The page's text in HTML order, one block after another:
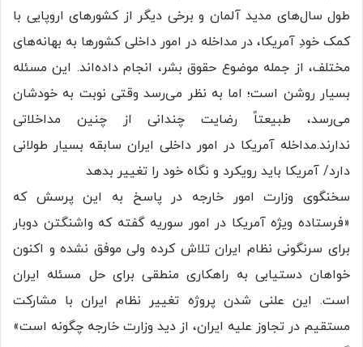
طول سال‌های مدید آلمان و برخی دیگر از کشورهای اروپایی با
کمک خودِ آمریکا، در مداخله در امور داخلی کشورها به بهانه‌های
مختلف، از جمله موضوع حقوق بشر، انجام داده‌اند. این مسئله
بسیار روشن است؛ اما به نظر می‌رسد وقتی نوبت به خودشان
می‌رسد، طبیعتاً رضایت چندانی از چنین مداخلاتی
ندارند.مداخله آمریکا در امور داخلی ایران سابقه بسیار طولانی
دارد/ آمریکا باید رویکرد و نگاه خود را تغییر بدهد
سخنگوی وزارت امور خارجه در پاسخ به این پرسش که
«فرستاده ویژه آمریکا در امور سوریه گفته که واشنگتن دوبار
برای سرنگونی نظام ایران تلاش کرده ولی موفق نشده و اکنون
خواهان دستیابی به راهکاری منطقی برای حل مسئله ایران
است. این علنی شدن پروژه تغییر نظام ایران با مشارکت
مستقیم در تجاوز علیه ایران، از دید وزارت خارجه چگونه است»